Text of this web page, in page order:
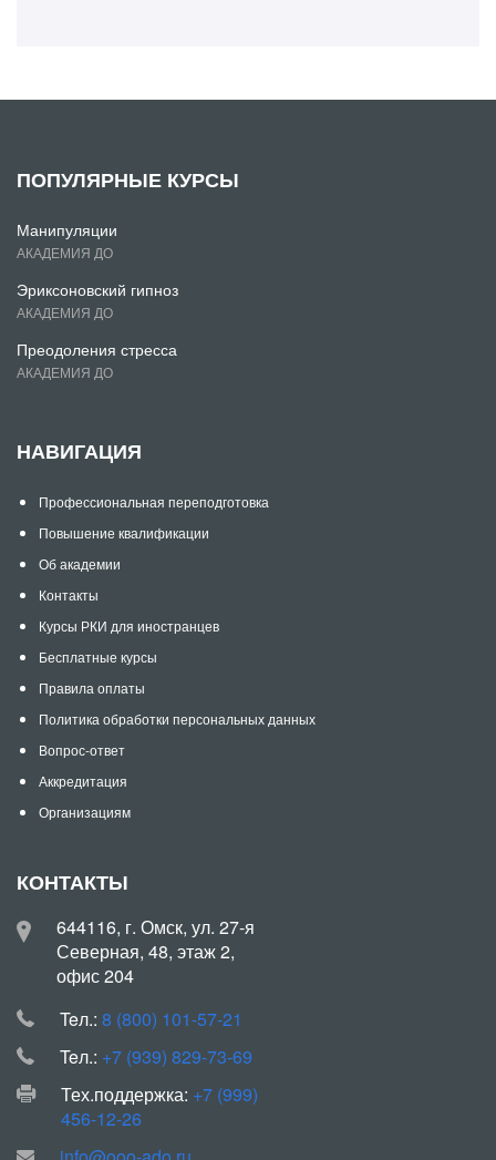
ПОПУЛЯРНЫЕ КУРСЫ
Манипуляции
АКАДЕМИЯ ДО
Эриксоновский гипноз
АКАДЕМИЯ ДО
Преодоления стресса
АКАДЕМИЯ ДО
НАВИГАЦИЯ
Профессиональная переподготовка
Повышение квалификации
Об академии
Контакты
Курсы РКИ для иностранцев
Бесплатные курсы
Правила оплаты
Политика обработки персональных данных
Вопрос-ответ
Аккредитация
Организациям
КОНТАКТЫ
644116, г. Омск, ул. 27-я
Северная, 48, этаж 2,
офис 204
Teл.: 8 (800) 101-57-21
Teл.: +7 (939) 829-73-69
Тех.поддержка: +7 (999)
456-12-26